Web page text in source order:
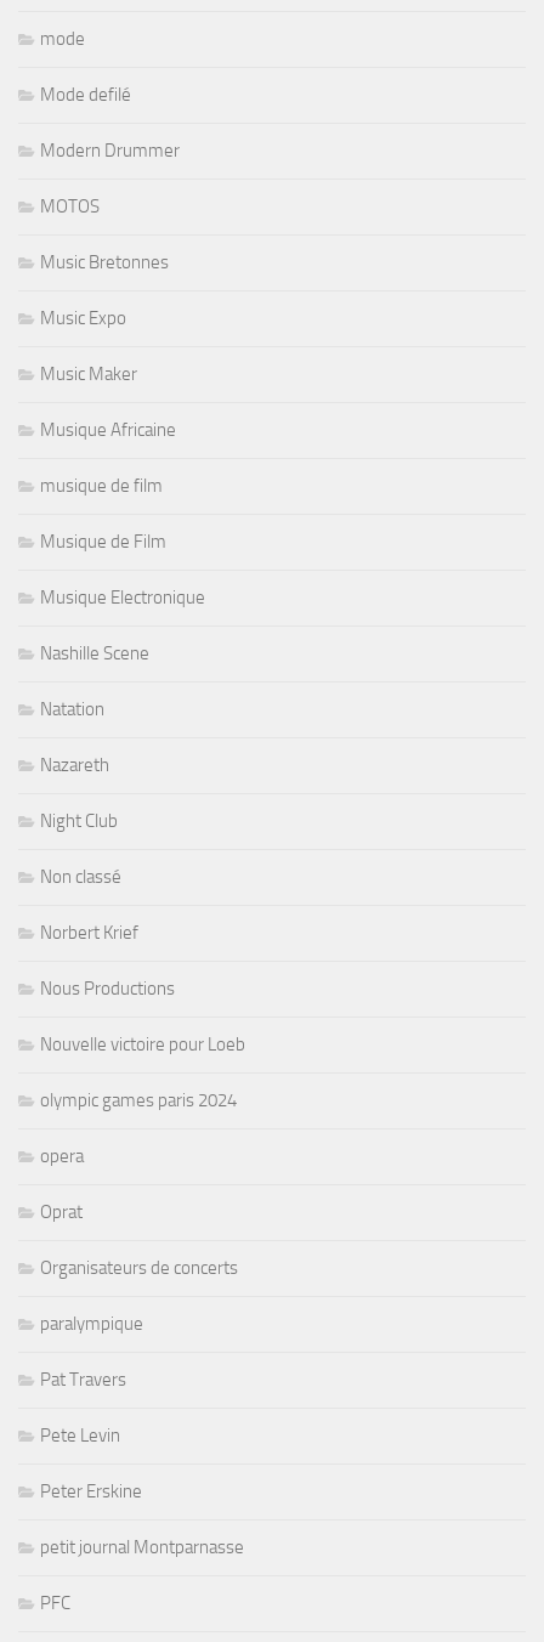
mode
Mode defilé
Modern Drummer
MOTOS
Music Bretonnes
Music Expo
Music Maker
Musique Africaine
musique de film
Musique de Film
Musique Electronique
Nashille Scene
Natation
Nazareth
Night Club
Non classé
Norbert Krief
Nous Productions
Nouvelle victoire pour Loeb
olympic games paris 2024
opera
Oprat
Organisateurs de concerts
paralympique
Pat Travers
Pete Levin
Peter Erskine
petit journal Montparnasse
PFC